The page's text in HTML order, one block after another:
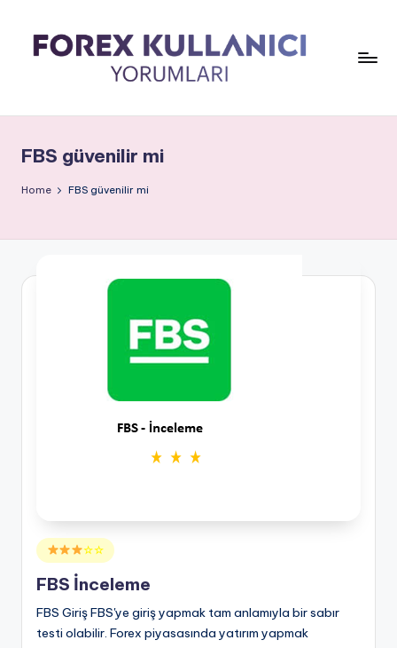
FBS güvenilir mi
Home FBS güvenilir mi
Posted
in
☆☆
FBS İnceleme
FBS Giriş FBS'ye giriş yapmak tam anlamıyla bir sabır
testi olabilir. Forex piyasasında yatırım yapmak